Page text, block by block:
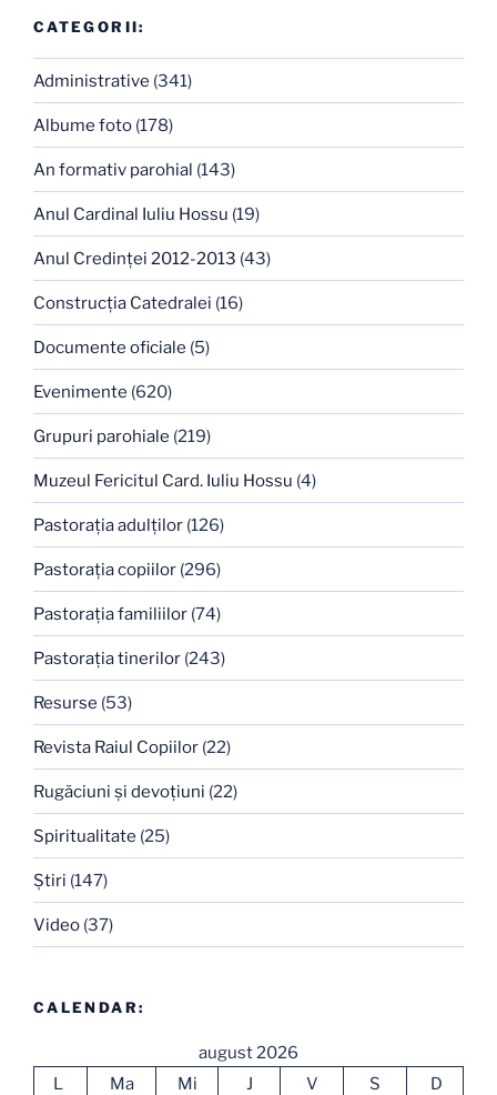
CATEGORII:
Administrative (341)
Albume foto (178)
An formativ parohial (143)
Anul Cardinal Iuliu Hossu (19)
Anul Credinţei 2012-2013 (43)
Construcţia Catedralei (16)
Documente oficiale (5)
Evenimente (620)
Grupuri parohiale (219)
Muzeul Fericitul Card. Iuliu Hossu (4)
Pastoraţia adulţilor (126)
Pastoraţia copiilor (296)
Pastoraţia familiilor (74)
Pastoraţia tinerilor (243)
Resurse (53)
Revista Raiul Copiilor (22)
Rugăciuni şi devoţiuni (22)
Spiritualitate (25)
Ştiri (147)
Video (37)
CALENDAR:
august 2026
L
Ma Mi J V S
D